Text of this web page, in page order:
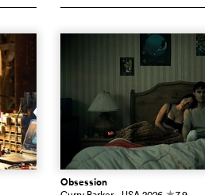
Obsession